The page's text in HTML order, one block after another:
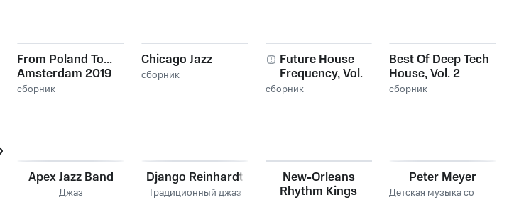
From Poland To...
Amsterdam 2019
сборник
Chicago Jazz
сборник
Future House
Frequency, Vol. 01
сборник
Best Of Deep Tech
House, Vol. 2
сборник
Apex Jazz Band
Джаз
Django Reinhardt
Традиционный джаз
New-Orleans
Rhythm Kings
Peter Meyer
Детская музыка со